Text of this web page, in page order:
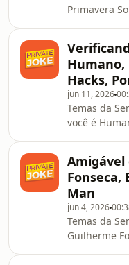
Primavera Sound -
Humano,
Hacks,
jun 11, 2026
Temas da Semana: -
você é
(32:25)
Amigável
Fonseca,
Man
jun 4, 2026
Temas da Semana: -
Guilherme